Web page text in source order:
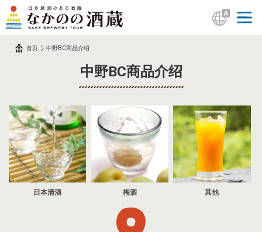
首页 中野BC商品介绍
中野BC商品介绍
日本清酒 梅酒 其他